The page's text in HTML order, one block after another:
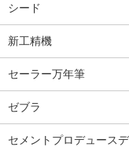
シード
新工精機
セーラー万年筆
ゼブラ
セメントプロデュース